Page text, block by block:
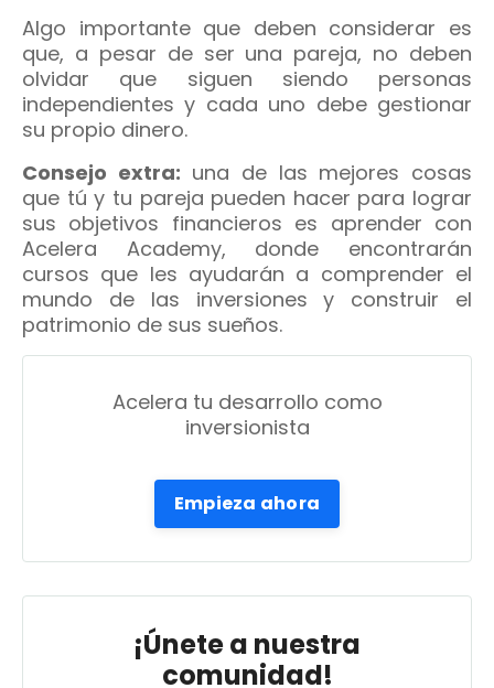
Algo importante que deben considerar es
que, a pesar de ser una pareja, no deben
olvidar que siguen siendo personas
independientes y cada uno debe gestionar
su propio dinero.
Consejo extra: una de las mejores cosas
que tú y tu pareja pueden hacer para lograr
sus objetivos financieros es aprender con
Acelera Academy, donde encontrarán
cursos que les ayudarán a comprender el
mundo de las inversiones y construir el
patrimonio de sus sueños.
Acelera tu desarrollo como
inversionista
Empieza ahora
¡Únete a nuestra
comunidad!